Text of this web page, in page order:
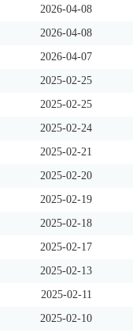
2026-04-08
2026-04-08
2026-04-07
2025-02-25
2025-02-25
2025-02-24
2025-02-21
2025-02-20
2025-02-19
2025-02-18
2025-02-17
2025-02-13
2025-02-11
2025-02-10